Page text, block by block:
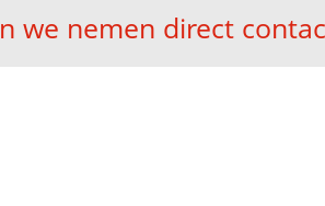
we nemen direct